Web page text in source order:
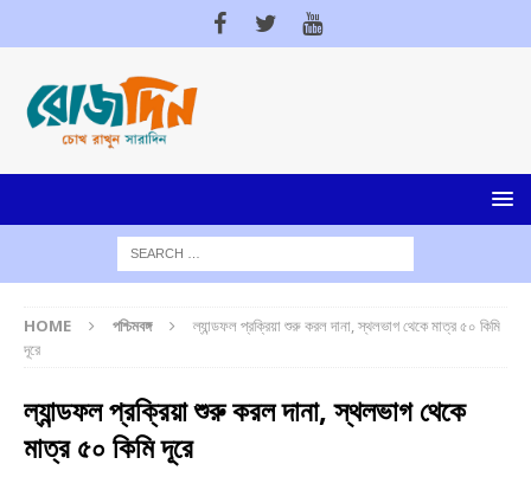
HOME পশ্চিমবঙ্গ
ল্যান্ডফল প্রক্রিয়া শুরু করল দানা, স্থলভাগ থেকে মাত্র ৫০ কিমি
দূরে
ল্যান্ডফল প্রক্রিয়া শুরু করল দানা, স্থলভাগ থেকে
মাত্র ৫০ কিমি দূরে